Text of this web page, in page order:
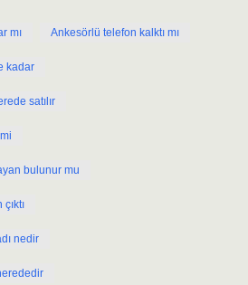
mı Ankesörlü telefon kalktı mı
kadar
satılır
bulunur mu
nedir